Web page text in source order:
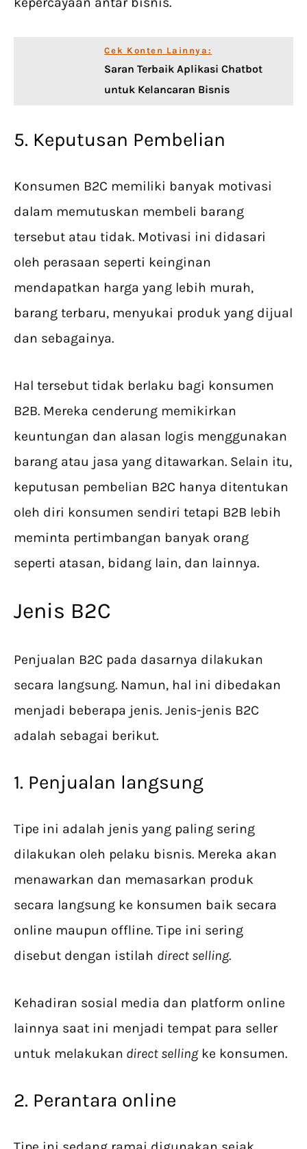
Cek Konten Lainnya:
Saran Terbaik Aplikasi Chatbot
untuk Kelancaran Bisnis
5. Keputusan Pembelian
Konsumen B2C memiliki banyak motivasi
dalam memutuskan membeli barang
tersebut atau tidak. Motivasi ini didasari
oleh perasaan seperti keinginan
mendapatkan harga yang lebih murah,
barang terbaru, menyukai produk yang dijual
dan sebagainya.
Hal tersebut tidak berlaku bagi konsumen
B2B. Mereka cenderung memikirkan
keuntungan dan alasan logis menggunakan
barang atau jasa yang ditawarkan. Selain itu,
keputusan pembelian B2C hanya ditentukan
oleh diri konsumen sendiri tetapi B2B lebih
meminta pertimbangan banyak orang
seperti atasan, bidang lain, dan lainnya.
Jenis B2C
Penjualan B2C pada dasarnya dilakukan
secara langsung. Namun, hal ini dibedakan
menjadi beberapa jenis. Jenis-jenis B2C
adalah sebagai berikut.
1. Penjualan langsung
Tipe ini adalah jenis yang paling sering
dilakukan oleh pelaku bisnis. Mereka akan
menawarkan dan memasarkan produk
secara langsung ke konsumen baik secara
online maupun offline. Tipe ini sering
disebut dengan istilah direct selling.
Kehadiran sosial media dan platform online
lainnya saat ini menjadi tempat para seller
untuk melakukan direct sellingke konsumen.
2. Perantara online